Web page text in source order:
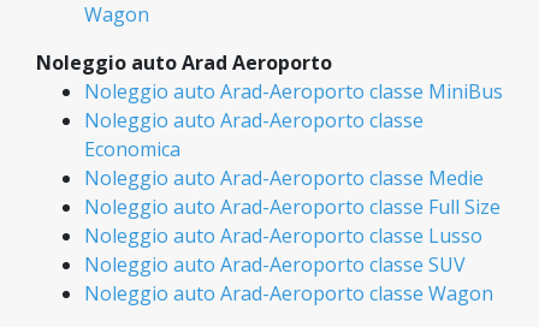
Wagon
Noleggio auto Arad Aeroporto
Noleggio auto Arad-Aeroporto classe MiniBus
Noleggio auto Arad-Aeroporto classe
Economica
Noleggio auto Arad-Aeroporto classe Medie
Noleggio auto Arad-Aeroporto classe Full Size
Noleggio auto Arad-Aeroporto classe Lusso
Noleggio auto Arad-Aeroporto classe SUV
Noleggio auto Arad-Aeroporto classe Wagon